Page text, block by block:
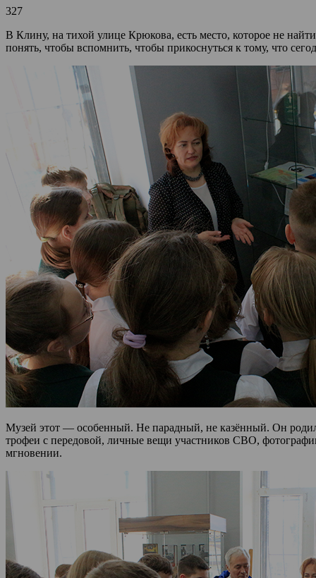
327
В Клину, на тихой улице Крюкова, есть место, которое не
понять, чтобы вспомнить, чтобы прикоснуться к тому, что
Музей этот — особенный. Не парадный, не казённый. Он
трофеи с передовой, личные вещи участников СВО,
мгновении.